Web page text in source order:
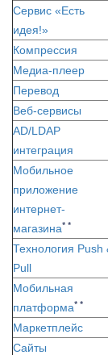
Сервис «Есть
идея!»
Компрессия
Медиа-плеер
Перевод
Веб-сервисы
AD/LDAP
интеграция
Мобильное
приложение
интернет-
магазина* *
Технология Push
Pull
Мобильная
платформа* *
Маркетплейс
Сайты